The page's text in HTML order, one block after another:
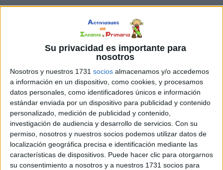
Su privacidad es importante para
nosotros
Nosotros y nuestros 1731 socios almacenamos y/o accedemos
a información en un dispositivo, como cookies, y procesamos
datos personales, como identificadores únicos e información
estándar enviada por un dispositivo para publicidad y contenido
personalizado, medición de publicidad y contenido,
investigación de audiencia y desarrollo de servicios. Con su
permiso, nosotros y nuestros socios podemos utilizar datos de
localización geográfica precisa e identificación mediante las
características de dispositivos. Puede hacer clic para otorgarnos
su consentimiento a nosotros y a nuestros 1731 socios para
asignatura de Conocimiento del Medio para
Primaria garantiza a los niños de primaria la información
que necesitan sobre el mundo en el que viven, y sirve
como herramienta para otras asignaturas que estudiarán
en próximos cursos. Con estas fichas el niño tendrá que
interpretar y leer las señales de un plano. Fichas para